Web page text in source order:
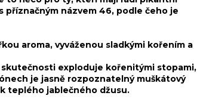
příznačným názvem 46, podle čeho je
aroma, vyváženou sladkými kořením a
skutečnosti exploduje kořenitými stopami,
je jasně rozpoznatelný muškátový
teplého jablečného džusu.